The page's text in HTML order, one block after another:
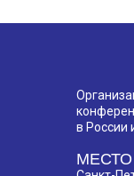
в России